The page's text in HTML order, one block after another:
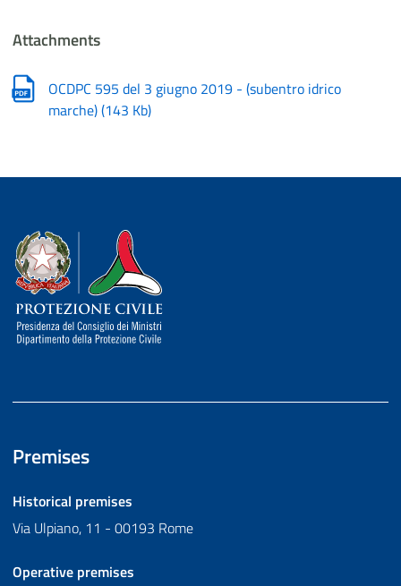
Attachments
OCDPC 595 del 3 giugno 2019 - (subentro idrico
marche)(143 Kb)
Dipartimento della Protezione Civile
Premises
Historical premises
Via Ulpiano, 11 - 00193 Rome
Operative premises